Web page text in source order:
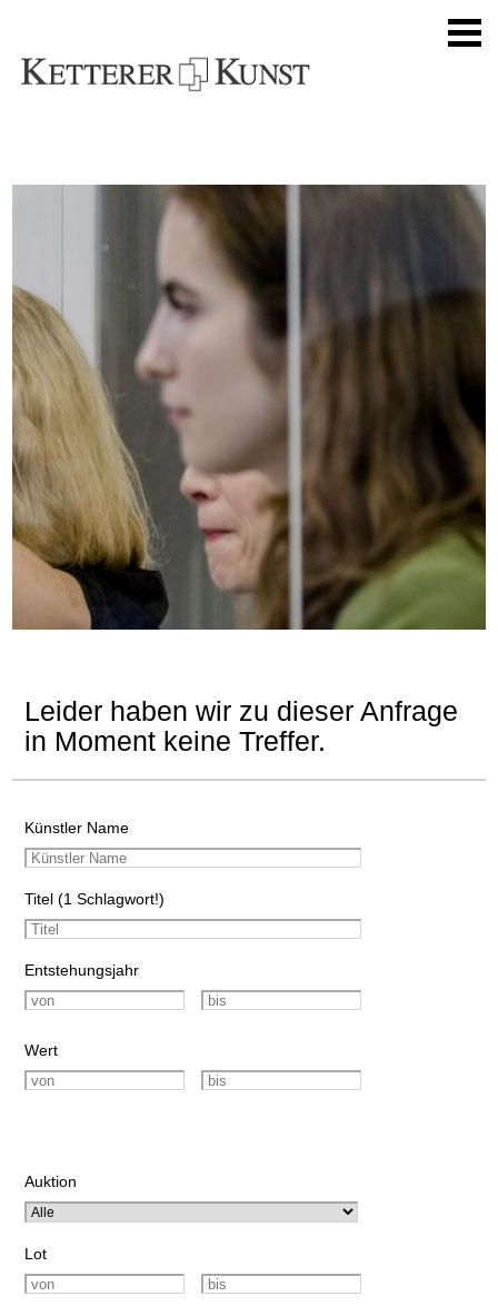
Leider haben wir zu dieser Anfrage
in Moment keine Treffer.
Künstler Name
Titel (1 Schlagwort!)
Entstehungsjahr
Wert
Auktion
Lot